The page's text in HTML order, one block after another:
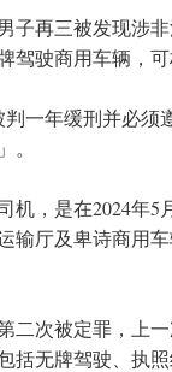
子再三被发现涉
驾驶商用车辆，
一年缓刑并必须
，是在2024年5
输厅及卑诗商用
二次被定罪，上
括无牌驾驶、执